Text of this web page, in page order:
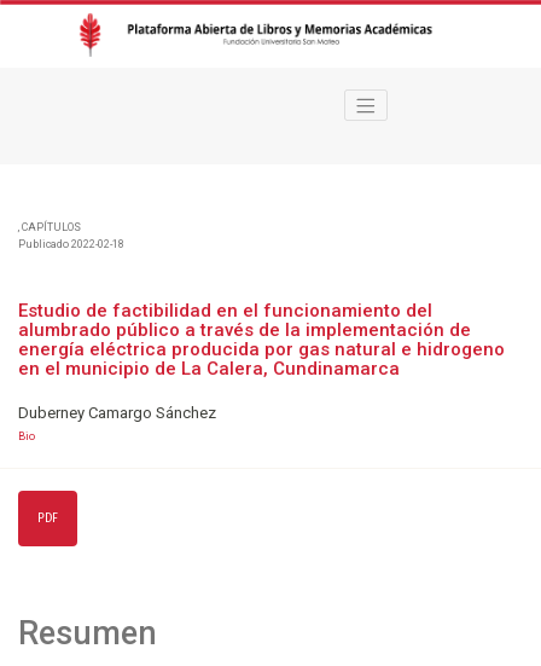
, CAPÍTULOS
Estudio de factibilidad en el funcionamiento del
alumbrado público a través de la implementación de
energía eléctrica producida por gas natural e hidrogeno
en el municipio de La Calera, Cundinamarca
Publicado 2022-02-18
Duberney Camargo Sánchez
Bio
PDF
Resumen